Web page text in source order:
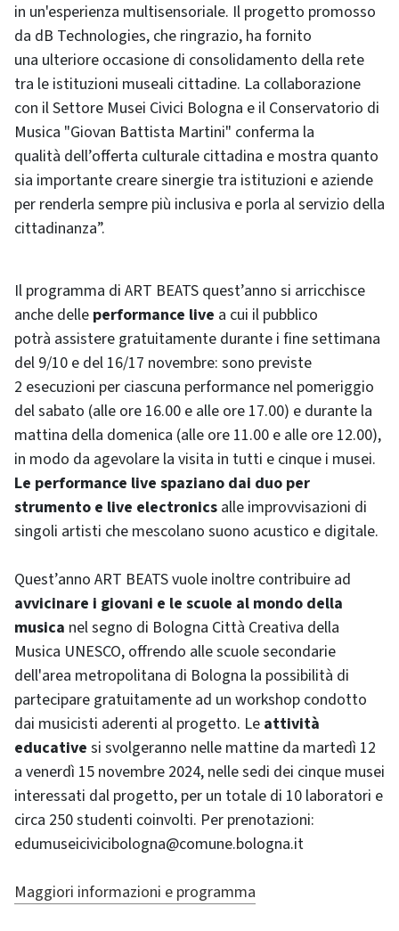
in un'esperienza multisensoriale. Il progetto promosso
da dB Technologies, che ringrazio, ha fornito
una ulteriore occasione di consolidamento della rete
tra le istituzioni museali cittadine. La collaborazione
con il Settore Musei Civici Bologna e il Conservatorio di
Musica "Giovan Battista Martini" conferma la
qualità dell’offerta culturale cittadina e mostra quanto
sia importante creare sinergie tra istituzioni e aziende
per renderla sempre più inclusiva e porla al servizio della
cittadinanza”.
Il programma di ART BEATS quest’anno si arricchisce
anche delle performance live a cui il pubblico
potrà assistere gratuitamente durante i fine settimana
del 9/10 e del 16/17 novembre: sono previste
2 esecuzioni per ciascuna performance nel pomeriggio
del sabato (alle ore 16.00 e alle ore 17.00) e durante la
mattina della domenica (alle ore 11.00 e alle ore 12.00),
in modo da agevolare la visita in tutti e cinque i musei.
Le performance live spaziano dai duo per
strumento e live electronics alle improvvisazioni di
singoli artisti che mescolano suono acustico e digitale.
Quest’anno ART BEATS vuole inoltre contribuire ad
avvicinare i giovani e le scuole al mondo della
musica nel segno di Bologna Città Creativa della
Musica UNESCO, offrendo alle scuole secondarie
dell'area metropolitana di Bologna la possibilità di
partecipare gratuitamente ad un workshop condotto
dai musicisti aderenti al progetto. Le attività
educative si svolgeranno nelle mattine da martedì 12
a venerdì 15 novembre 2024, nelle sedi dei cinque musei
interessati dal progetto, per un totale di 10 laboratori e
circa 250 studenti coinvolti. Per prenotazioni:
edumuseicivicibologna@comune.bologna.it
Maggiori informazioni e programma